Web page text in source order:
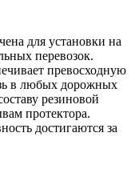
для установки на
перевозок.
превосходную
в любых дорожных
резиновой
протектора.
достигаются за